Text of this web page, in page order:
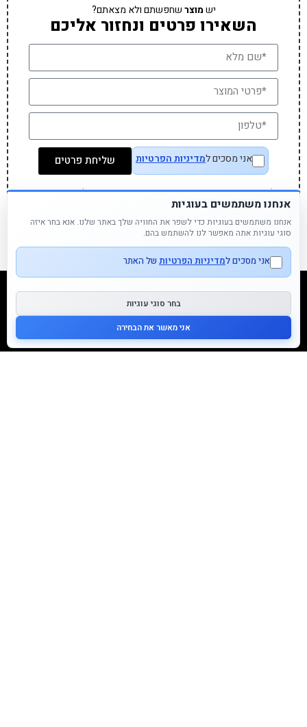
ישמוצרשחפשתם ולא מצאתם?
השאירו פרטים ונחזור אליכם
אני מסכים למדיניות הפרטיות שליחת פרטים
לעיתים המוצר שחפשתם באתר אינו מוצג אך זמין לרכישה בחנות
ואנו נחזור אליכם עם שירות מצוין
קטגוריות מוצרים
משחקים
תיקים ואקססוריז
אנחנו משתמשים בעוגיות
אנחנו משתמשים בעוגיות כדי לשפר את החוויה שלך באתר שלנו. אנא בחר איזה
סוגי עוגיות אתה מאפשר לנו להשתמש בהם.
אני מסכים למדיניות הפרטיות של האתר
בחר סוגי עוגיות
אני מאשר את הבחירה